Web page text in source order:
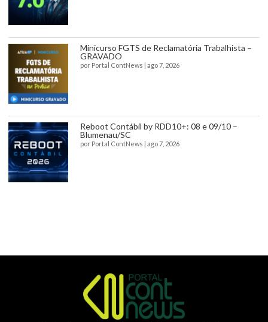
Minicurso FGTS de Reclamatória Trabalhista –
GRAVADO
por Portal ContNews ago 7, 2026
Reboot Contábil by RDD10+: 08 e 09/10 –
Blumenau/SC
por Portal ContNews ago 7, 2026